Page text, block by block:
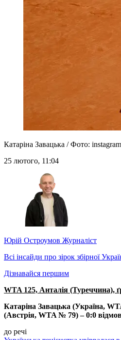
Катаріна Завацька / Фото:
25 лютого, 11:04
Юрій Остроумов Журналіст
Всі інсайди про зірок збірної
Дізнавайся першим
WTA 125, Анталія (Туреччина),
Катаріна Завацька (Україна,
(Австрія, WTA № 79) – 0:0
до речі